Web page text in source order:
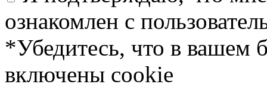
ознакомлен с
*Убедитесь, что в вашем
включены cookie